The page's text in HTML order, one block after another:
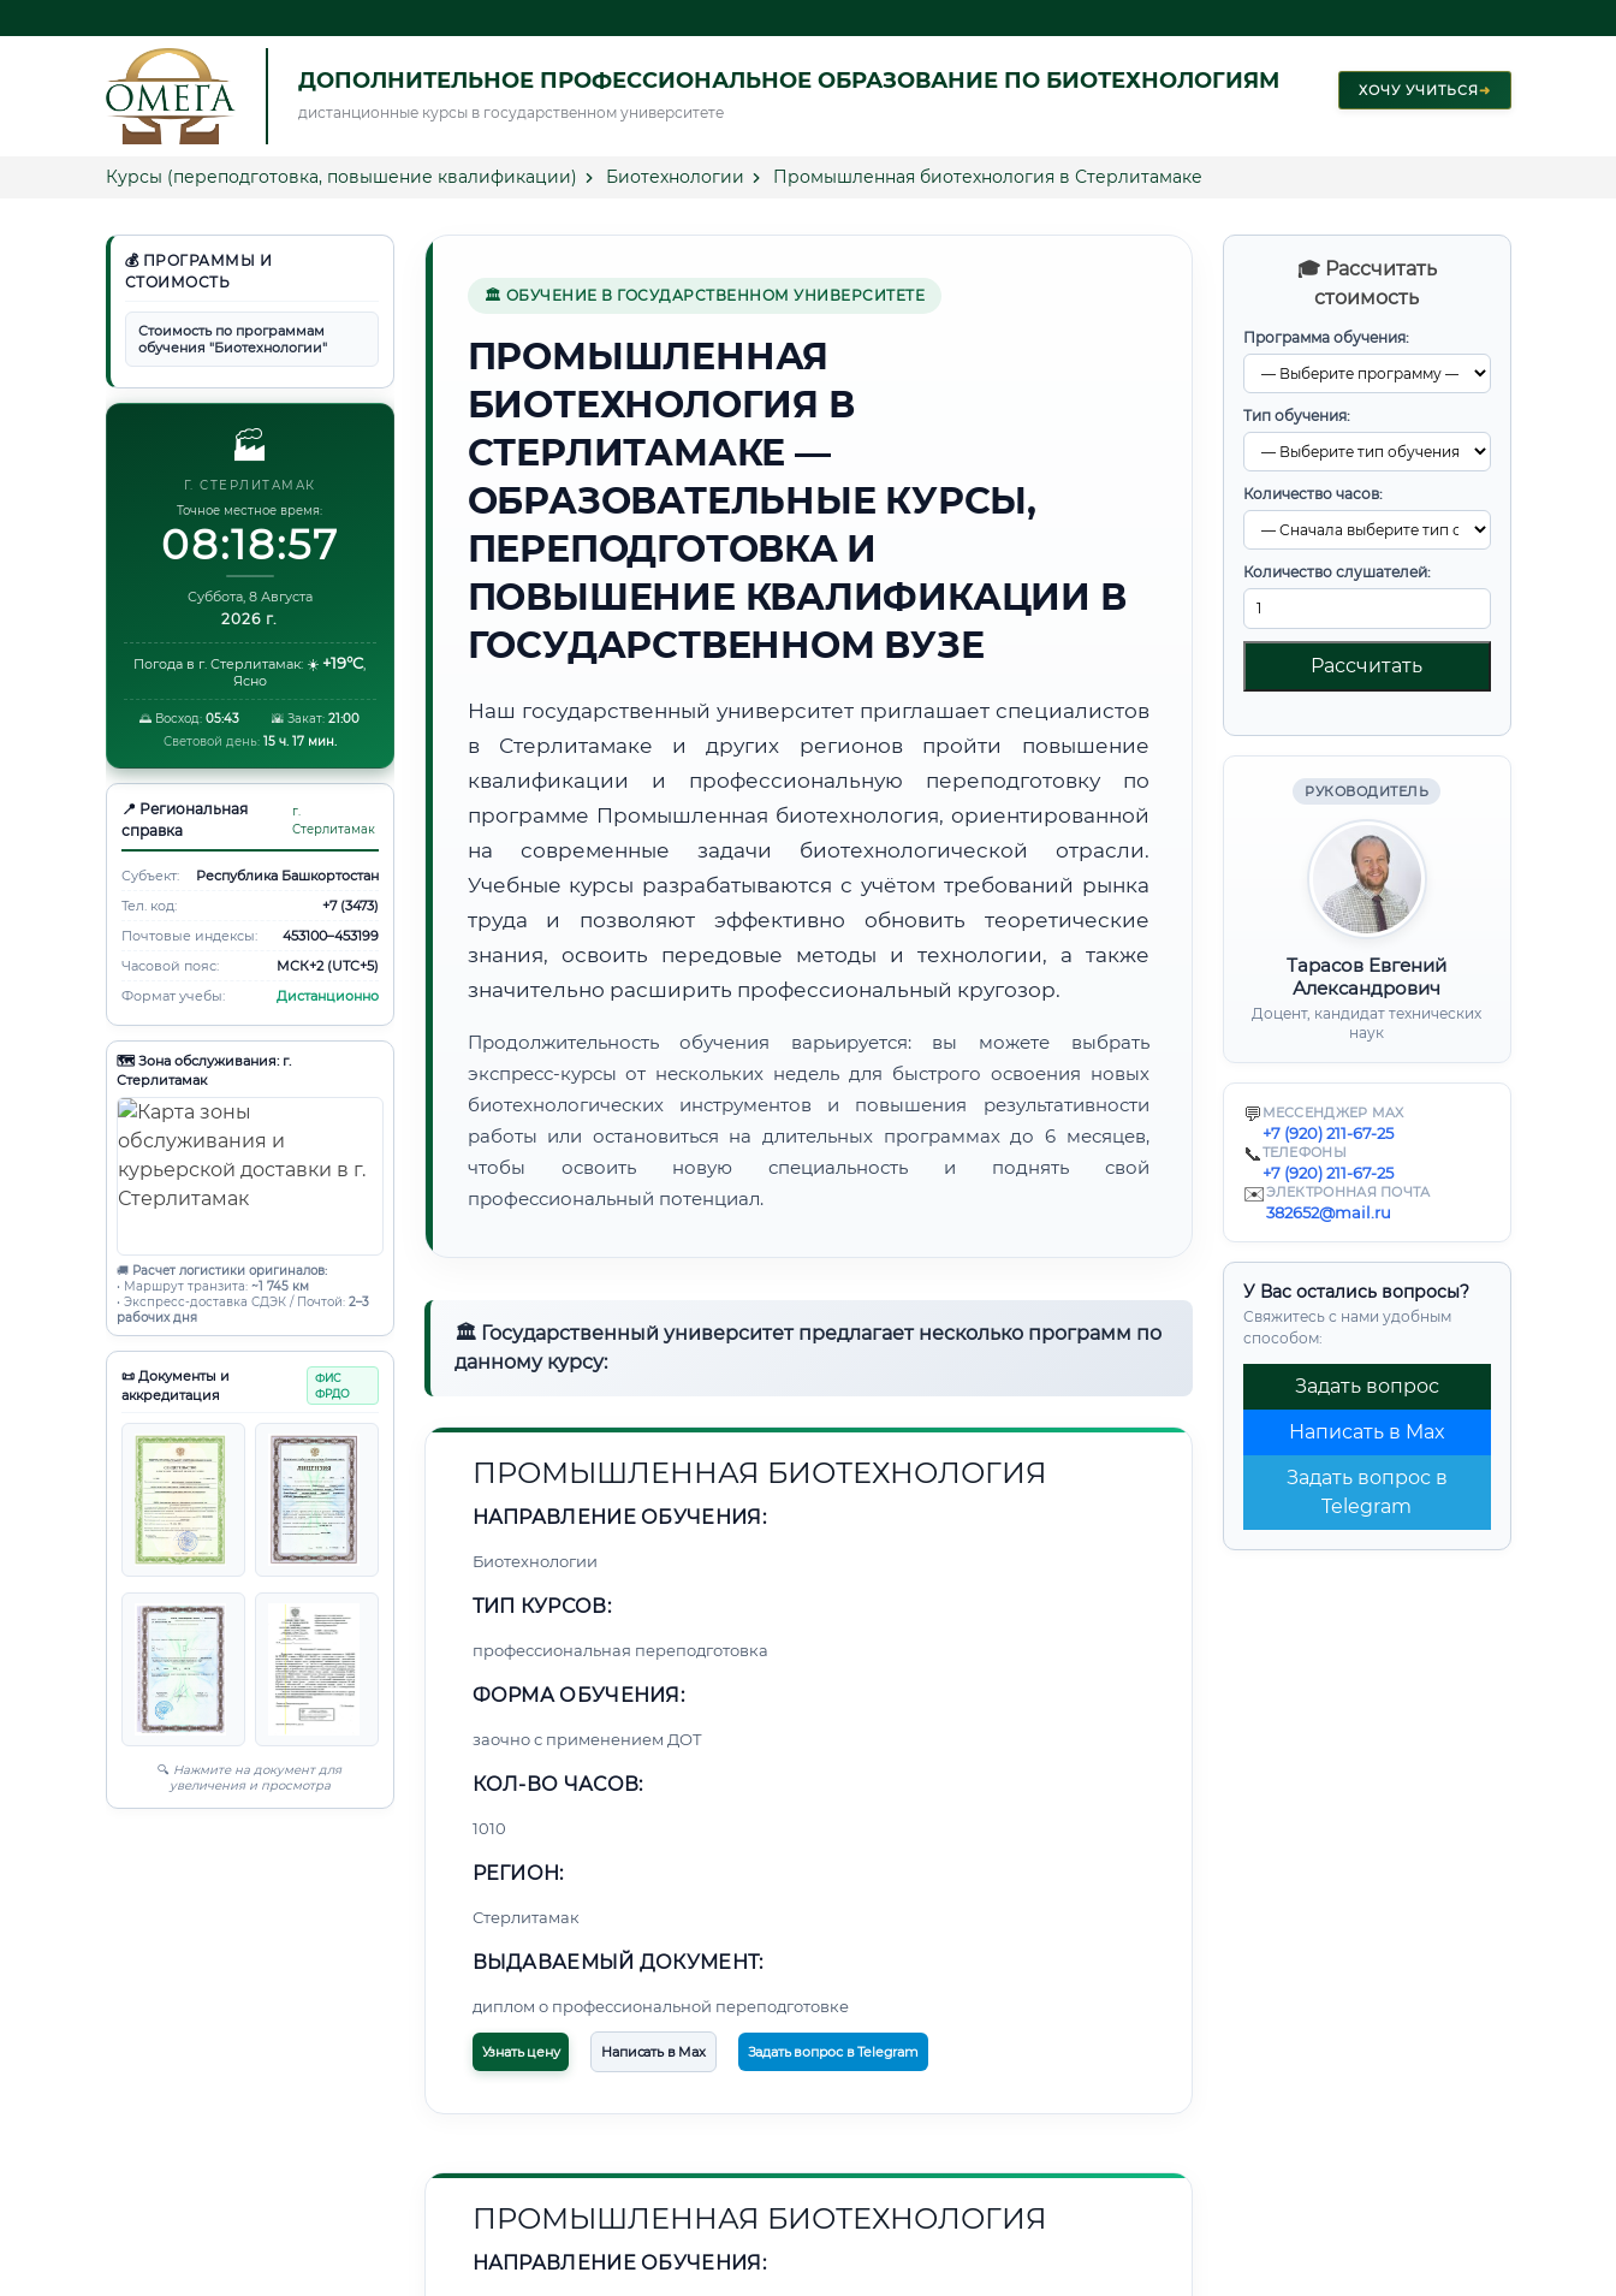
ДОПОЛНИТЕЛЬНОЕ ПРОФЕССИОНАЛЬНОЕ ОБРАЗОВАНИЕ ПО БИОТЕХНОЛОГИЯМ
дистанционные курсы в государственном университете
ХОЧУ УЧИТЬСЯ➜
Курсы (переподготовка, повышение квалификации) Биотехнологии Промышленная биотехнология в Стерлитамаке
💰 ПРОГРАММЫ И
СТОИМОСТЬ
Стоимость по программам
обучения "Биотехнологии"
🏭
Г. СТЕРЛИТАМАК
Точное местное время:
08:18:58
Суббота, 8 Августа
2026 г.
Погода в г. Стерлитамак: ☀️ +19°C,
Ясно
🌅 Восход: 05:43 🌇 Закат: 21:00
Световой день: 15 ч. 17 мин.
📍 Региональная
справка
г.
Стерлитамак
Субъект:
Республика Башкортостан
Тел. код:
+7 (3473)
Почтовые индексы:
453100–453199
Часовой пояс:
МСК+2 (UTC+5)
Формат учебы:
Дистанционно
🗺️ Зона обслуживания: г.
Стерлитамак
🚚 Расчет логистики оригиналов:
• Маршрут транзита: ~1 745 км
• Экспресс-доставка СДЭК / Почтой: 2–3
рабочих дня
📜 Документы и
аккредитация
ФИС
ФРДО
🔍 Нажмите на документ для
увеличения и просмотра
🎓 Рассчитать
стоимость
Программа обучения:
Тип обучения:
Количество часов:
Количество слушателей:
Рассчитать
РУКОВОДИТЕЛЬ
Тарасов Евгений
Александрович
Доцент, кандидат технических
наук
💬 МЕССЕНДЖЕР MAX
+7 (920) 211-67-25
📞ТЕЛЕФОНЫ
+7 (920) 211-67-25
✉️ЭЛЕКТРОННАЯ ПОЧТА
382652@mail.ru
У Вас остались вопросы?
Свяжитесь с нами удобным
способом:
Задать вопрос
Написать в Max
Задать вопрос в
Telegram
🏛 ОБУЧЕНИЕ В ГОСУДАРСТВЕННОМ УНИВЕРСИТЕТЕ
ПРОМЫШЛЕННАЯ
БИОТЕХНОЛОГИЯ В
СТЕРЛИТАМАКЕ —
ОБРАЗОВАТЕЛЬНЫЕ КУРСЫ,
ПЕРЕПОДГОТОВКА И
ПОВЫШЕНИЕ КВАЛИФИКАЦИИ В
ГОСУДАРСТВЕННОМ ВУЗЕ
Наш государственный университет приглашает специалистов
в Стерлитамаке и других регионов пройти повышение
квалификации и профессиональную переподготовку по
программе Промышленная биотехнология, ориентированной
на современные задачи биотехнологической отрасли.
Учебные курсы разрабатываются с учётом требований рынка
труда и позволяют эффективно обновить теоретические
знания, освоить передовые методы и технологии, а также
значительно расширить профессиональный кругозор.
Продолжительность обучения варьируется: вы можете выбрать
экспресс-курсы от нескольких недель для быстрого освоения новых
биотехнологических инструментов и повышения результативности
работы или остановиться на длительных программах до 6 месяцев,
чтобы освоить новую специальность и поднять свой
профессиональный потенциал.
🏛 Государственный университет предлагает несколько программ по
данному курсу:
ПРОМЫШЛЕННАЯ БИОТЕХНОЛОГИЯ
НАПРАВЛЕНИЕ ОБУЧЕНИЯ:
Биотехнологии
ТИП КУРСОВ:
профессиональная переподготовка
ФОРМА ОБУЧЕНИЯ:
заочно с применением ДОТ
КОЛ-ВО ЧАСОВ:
1010
РЕГИОН:
Стерлитамак
ВЫДАВАЕМЫЙ ДОКУМЕНТ:
диплом о профессиональной переподготовке
Узнать цену Написать в Max Задать вопрос в Telegram
ПРОМЫШЛЕННАЯ БИОТЕХНОЛОГИЯ
НАПРАВЛЕНИЕ ОБУЧЕНИЯ: